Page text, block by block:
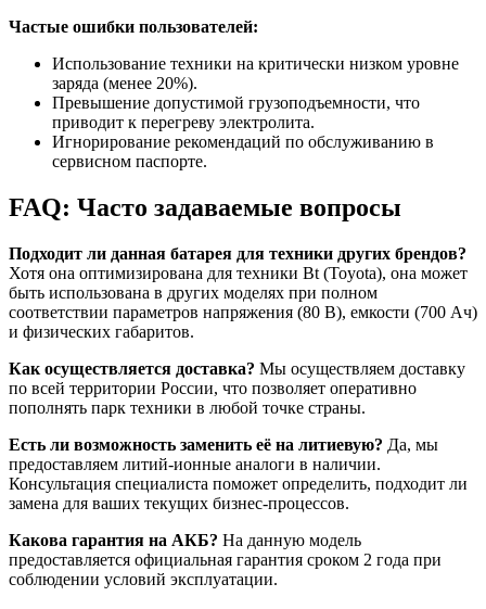
Частые ошибки пользователей:
Использование техники на критически низком уровне
заряда (менее 20%).
Превышение допустимой грузоподъемности, что
приводит к перегреву электролита.
Игнорирование рекомендаций по обслуживанию в
сервисном паспорте.
FAQ: Часто задаваемые вопросы
Подходит ли данная батарея для техники других брендов?
Хотя она оптимизирована для техники Bt (Toyota), она может
быть использована в других моделях при полном
соответствии параметров напряжения (80 В), емкости (700 Ач)
и физических габаритов.
Как осуществляется доставка? Мы осуществляем доставку
по всей территории России, что позволяет оперативно
пополнять парк техники в любой точке страны.
Есть ли возможность заменить её на литиевую? Да, мы
предоставляем литий-ионные аналоги в наличии.
Консультация специалиста поможет определить, подходит ли
замена для ваших текущих бизнес-процессов.
Какова гарантия на АКБ? На данную модель
предоставляется официальная гарантия сроком 2 года при
соблюдении условий эксплуатации.